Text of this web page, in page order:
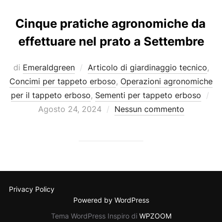
Cinque pratiche agronomiche da
effettuare nel prato a Settembre
di Emeraldgreen Articolo di giardinaggio tecnico,
Concimi per tappeto erboso, Operazioni agronomiche
per il tappeto erboso, Sementi per tappeto erboso
Agosto 24, 2024 Nessun commento
Privacy Policy
Powered by WordPress
Tema WordPress Inspiro di WPZOOM